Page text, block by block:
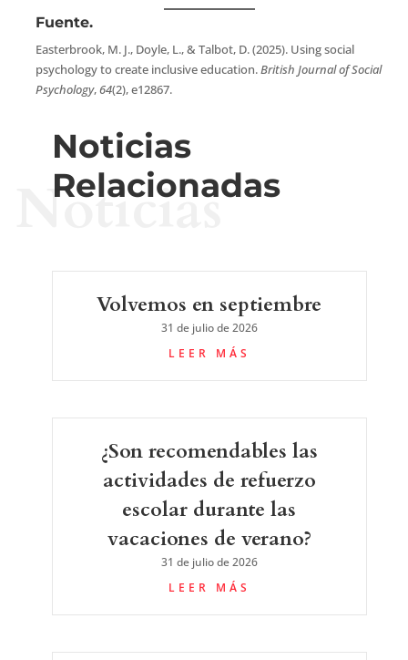
Fuente.
Easterbrook, M. J., Doyle, L., & Talbot, D. (2025). Using social
psychology to create inclusive education.British Journal of Social
Psychology,64(2), e12867.
Noticias
Relacionadas
Noticias
Volvemos en septiembre
31 de julio de 2026
LEER MÁS
¿Son recomendables las
actividades de refuerzo
escolar durante las
vacaciones de verano?
31 de julio de 2026
LEER MÁS